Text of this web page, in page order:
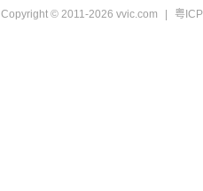
Copyright © 2011-2026 vvic.com 粤